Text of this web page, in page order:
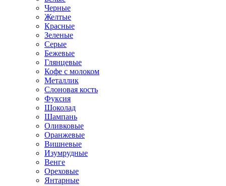
Черные
Желтые
Красные
Зеленые
Серые
Бежевые
Глянцевые
Кофе с молоком
Металлик
Слоновая кость
Фуксия
Шоколад
Шампань
Оливковые
Оранжевые
Вишневые
Изумрудные
Венге
Ореховые
Янтарные